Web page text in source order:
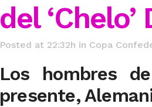
del ‘Chelo’
Posted at 22:32h in Copa
Los hombres
presente,